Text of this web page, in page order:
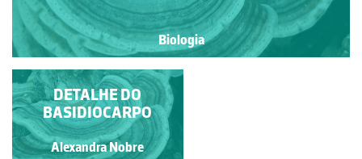
Biologia
HYPHOLOMA
FASCICULARE (HUDS.)
P. KUMM. A CRESCER
NUM TRONCO
Alexandra Nobre
DETALHE DO
BASIDIOCARPO
Alexandra Nobre